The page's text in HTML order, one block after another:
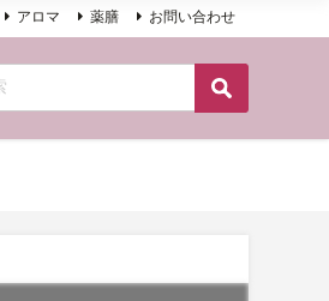
アロマ 薬膳 お問い合わせ